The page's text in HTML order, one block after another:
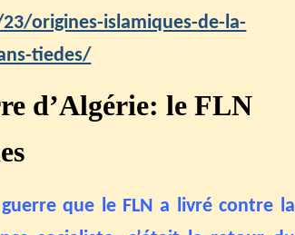
origines-islamiques-de-la-
tiedes/
d’Algérie: le FLN
que le FLN a livré contre la